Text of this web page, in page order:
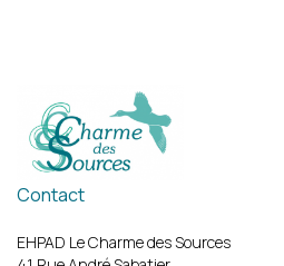
Contact
EHPAD Le Charme des Sources